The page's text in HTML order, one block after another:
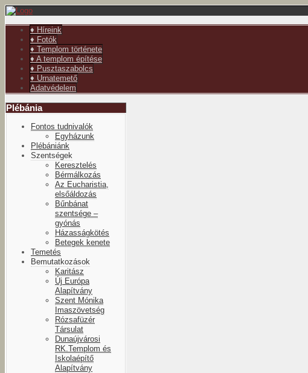
♦ Híreink
♦ Fotók
♦ Templom története
♦ A templom építése
♦ Pusztaszabolcs
♦ Urnatemető
Adatvédelem
Plébánia
Fontos tudnivalók
Egyházunk
Plébániánk
Szentségek
Keresztelés
Bérmálkozás
Az Eucharistia,
elsőáldozás
Bűnbánat
szentsége –
gyónás
Házasságkötés
Betegek kenete
Temetés
Bemutatkozások
Karitász
Új Európa
Alapítvány
Szent Mónika
Imaszövetség
Rózsafüzér
Társulat
Dunaújvárosi
RK.Templom és
Iskolaépítő
Alapítvány
év
hónap
év
hónap